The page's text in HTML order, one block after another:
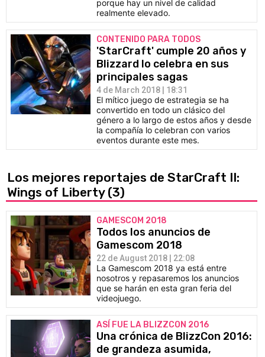
porque hay un nivel de calidad
realmente elevado.
CONTENIDO PARA TODOS
'StarCraft' cumple 20 años y
Blizzard lo celebra en sus
principales sagas
4 de March 2018 | 18:31
El mítico juego de estrategia se ha
convertido en todo un clásico del
género a lo largo de estos años y desde
la compañía lo celebran con varios
eventos durante este mes.
Los mejores reportajes de StarCraft II:
Wings of Liberty (3)
GAMESCOM 2018
Todos los anuncios de
Gamescom 2018
22 de August 2018 | 22:08
La Gamescom 2018 ya está entre
nosotros y repasaremos los anuncios
que se harán en esta gran feria del
videojuego.
ASÍ FUE LA BLIZZCON 2016
Una crónica de BlizzCon 2016:
de grandeza asumida,